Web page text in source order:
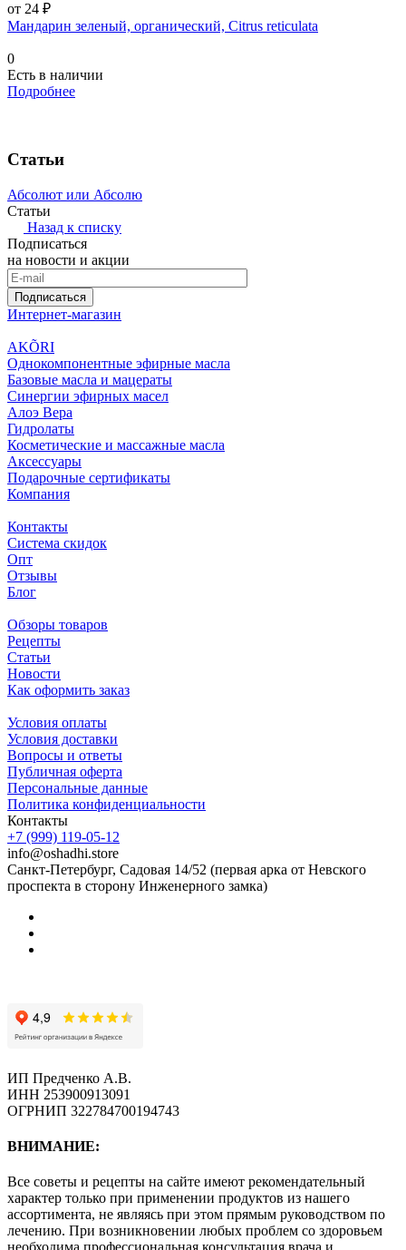
от 24 ₽
Мандарин зеленый, органический, Citrus reticulata
0
Есть в наличии
Подробнее
Статьи
Абсолют или Абсолю
Статьи
Назад к списку
Подписаться
на новости и акции
Подписаться
Интернет-магазин
AKÕRI
Однокомпонентные эфирные масла
Базовые масла и мацераты
Синергии эфирных масел
Алоэ Вера
Гидролаты
Косметические и массажные масла
Аксессуары
Подарочные сертификаты
Компания
Контакты
Система скидок
Опт
Отзывы
Блог
Обзоры товаров
Рецепты
Статьи
Новости
Как оформить заказ
Условия оплаты
Условия доставки
Вопросы и ответы
Публичная оферта
Персональные данные
Политика конфиденциальности
Контакты
+7 (999) 119-05-12
info@oshadhi.store
Санкт-Петербург, Садовая 14/52 (первая арка от Невского
проспекта в сторону Инженерного замка)
ИП Предченко А.В.
ИНН 253900913091
ОГРНИП 322784700194743
ВНИМАНИЕ:
Все советы и рецепты на сайте имеют рекомендательный
характер только при применении продуктов из нашего
ассортимента, не являясь при этом прямым руководством по
лечению. При возникновении любых проблем со здоровьем